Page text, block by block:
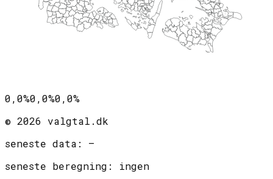
0,0%0,0%0,0%
© 2026 valgtal.dk
seneste data: —
seneste beregning: ingen